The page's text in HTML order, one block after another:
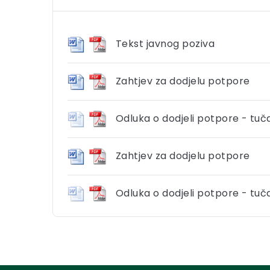
Tekst javnog poziva
Zahtjev za dodjelu potpore
Odluka o dodjeli potpore -
Zahtjev za dodjelu potpore
Odluka o dodjeli potpore -